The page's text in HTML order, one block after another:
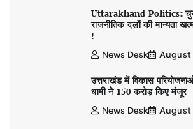
Uttarakhand Politics:
राजनीतिक दलों की मान्यता
!
News Desk August
उत्तराखंड में विकास
धामी ने 150 करोड़ किए मंजूर
News Desk August